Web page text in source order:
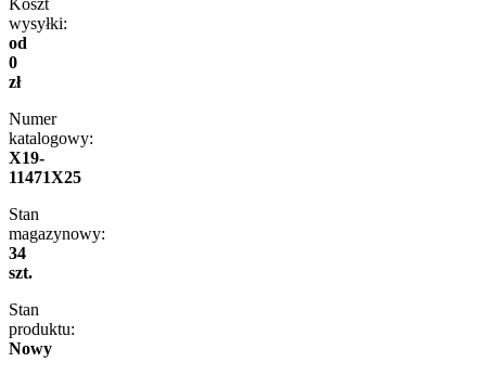
wysyłki:
od
0
zł
Numer
katalogowy:
X19-
11471X25
Stan
magazynowy:
34
szt.
Stan
produktu:
Nowy